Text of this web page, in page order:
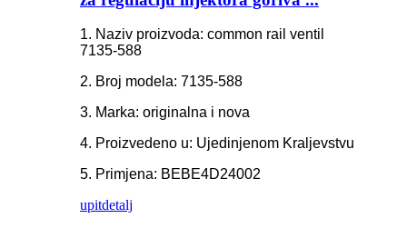
1. Naziv proizvoda: common rail ventil
7135-588
2. Broj modela: 7135-588
3. Marka: originalna i nova
4. Proizvedeno u: Ujedinjenom Kraljevstvu
5. Primjena: BEBE4D24002
upitdetalj